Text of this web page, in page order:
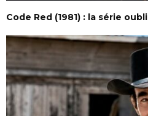
Code Red (1981) : la série